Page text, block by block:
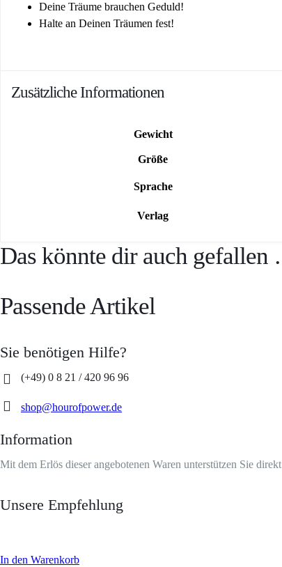
Deine Träume brauchen Geduld!
Halte an Deinen Träumen fest!
Zusätzliche Informationen
Gewicht
Größe
Sprache
Verlag
Das könnte dir auch
Passende Artikel
Sie benötigen Hilfe?
(+49) 0 8 21 / 420 96 96
shop@hourofpower.de
Information
Mit dem Erlös dieser angebotenen Waren unterstützen Sie
Unsere Empfehlung
In den Warenkorb